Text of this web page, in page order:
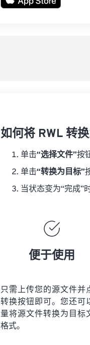
如何将 RWL 转换
单击“选择文件”按
单击“转换为目标”
当状态变为“完成”
便于使用
只需上传您的源文件并
转换按钮即可。您还可
量将源文件转换为目标
格式。